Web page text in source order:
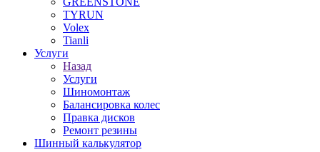
TYRUN
Volex
Tianli
Услуги
Назад
Услуги
Шиномонтаж
Балансировка колес
Правка дисков
Ремонт резины
Шинный калькулятор